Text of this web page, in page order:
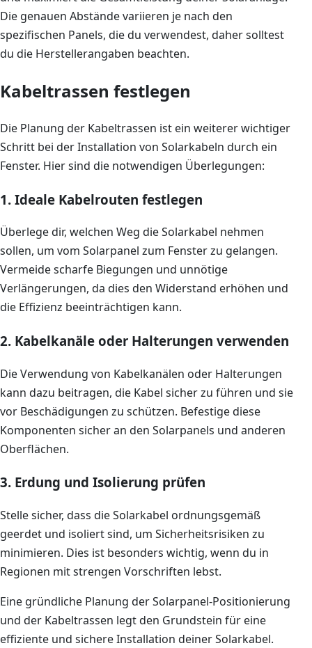
Die genauen Abstände variieren je nach den
spezifischen Panels, die du verwendest, daher solltest
du die Herstellerangaben beachten.
Kabeltrassen festlegen
Die Planung der Kabeltrassen ist ein weiterer wichtiger
Schritt bei der Installation von Solarkabeln durch ein
Fenster. Hier sind die notwendigen Überlegungen:
1. Ideale Kabelrouten festlegen
Überlege dir, welchen Weg die Solarkabel nehmen
sollen, um vom Solarpanel zum Fenster zu gelangen.
Vermeide scharfe Biegungen und unnötige
Verlängerungen, da dies den Widerstand erhöhen und
die Effizienz beeinträchtigen kann.
2. Kabelkanäle oder Halterungen verwenden
Die Verwendung von Kabelkanälen oder Halterungen
kann dazu beitragen, die Kabel sicher zu führen und sie
vor Beschädigungen zu schützen. Befestige diese
Komponenten sicher an den Solarpanels und anderen
Oberflächen.
3. Erdung und Isolierung prüfen
Stelle sicher, dass die Solarkabel ordnungsgemäß
geerdet und isoliert sind, um Sicherheitsrisiken zu
minimieren. Dies ist besonders wichtig, wenn du in
Regionen mit strengen Vorschriften lebst.
Eine gründliche Planung der Solarpanel-Positionierung
und der Kabeltrassen legt den Grundstein für eine
effiziente und sichere Installation deiner Solarkabel.